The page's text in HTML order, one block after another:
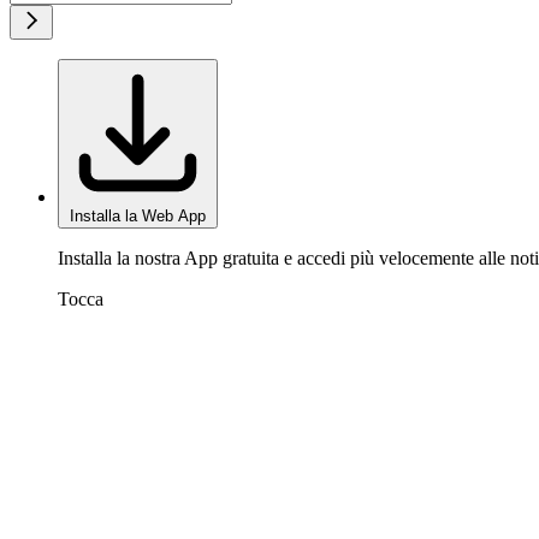
Installa la Web App
Installa la nostra App gratuita e accedi più velocemente alle
Tocca